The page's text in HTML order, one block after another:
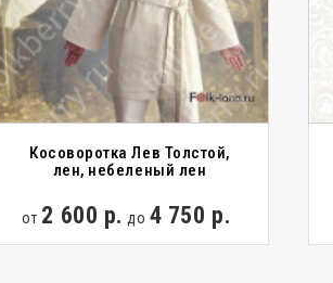
Косоворотка Лев Толстой,
лен, небеленый лен
от 2 600 р. до 4 750 р.